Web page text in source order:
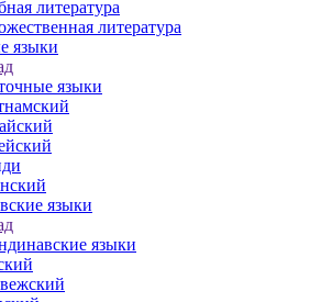
литература
литература
языки
языки
языки
языки